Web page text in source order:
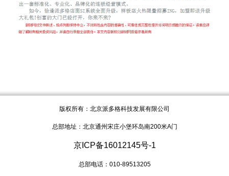
版权所有：北京派多格科技发展有限公司
总部地址：北京通州宋庄小堡环岛南200米A门
京ICP备16012145号-1
总部电话：010-89513205